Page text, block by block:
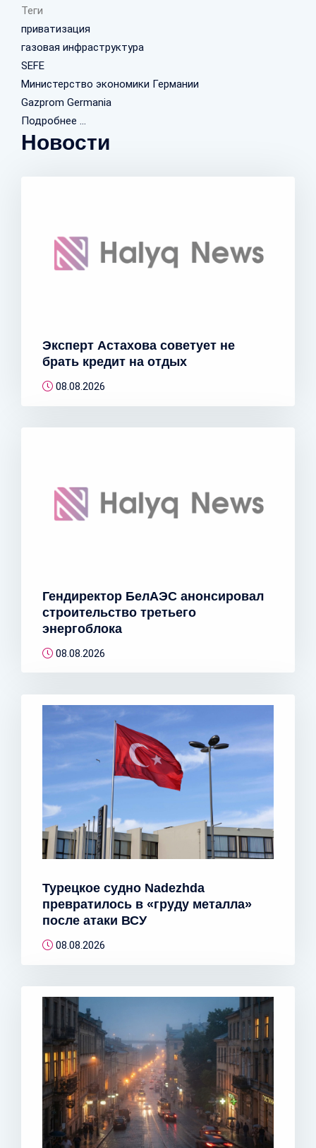
Теги
приватизация
газовая инфраструктура
SEFE
Министерство экономики Германии
Gazprom Germania
Подробнее ...
Новости
Эксперт Астахова советует не
брать кредит на отдых
08.08.2026
Гендиректор БелАЭС анонсировал
строительство третьего
энергоблока
08.08.2026
Турецкое судно Nadezhda
превратилось в «груду металла»
после атаки ВСУ
08.08.2026